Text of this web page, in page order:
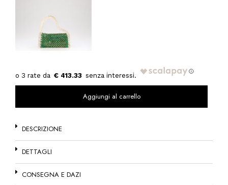
€ 413.33
Aggiungi al carrello
DESCRIZIONE
DETTAGLI
CONSEGNA E DAZI